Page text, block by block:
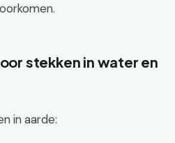
stekken in water en
in aarde: